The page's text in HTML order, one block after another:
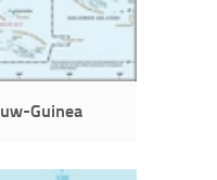
Guinea